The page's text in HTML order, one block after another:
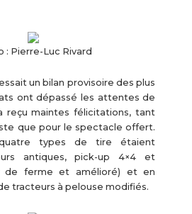
: Pierre-Luc Rivard
un bilan provisoire des plus
ont dépassé les attentes de
reçu maintes félicitations, tant
que pour le spectacle offert.
types de tire étaient
antiques, pick-up 4×4 et
de ferme et amélioré) et en
tracteurs à pelouse modifiés.